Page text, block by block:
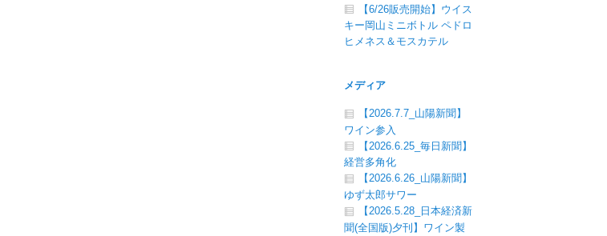
【6/26販売開始】ウイス
キー岡山ミニボトル ペドロ
ヒメネス＆モスカテル
メディア
【2026.7.7_山陽新聞】
ワイン参入
【2026.6.25_毎日新聞】
経営多角化
【2026.6.26_山陽新聞】
ゆず太郎サワー
【2026.5.28_日本経済新
聞(全国版)夕刊】ワイン製